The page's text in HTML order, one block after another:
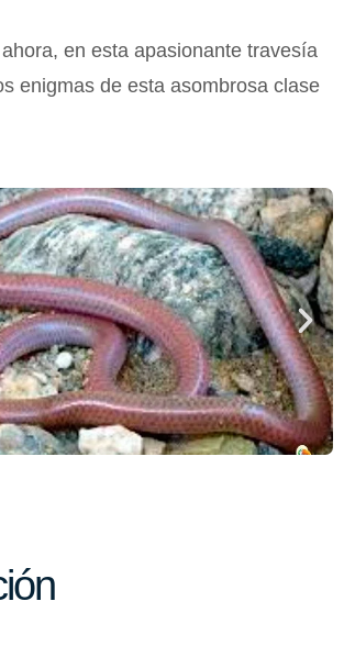
en esta apasionante travesía
enigmas de esta asombrosa clase